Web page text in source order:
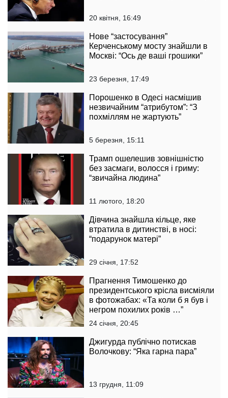
20 квітня, 16:49
Нове “застосування”
Керченському мосту знайшли в
Москві: “Ось де ваші грошики”
23 березня, 17:49
Порошенко в Одесі насмішив
незвичайним “атрибутом”: “З
похміллям не жартують”
5 березня, 15:11
Трамп ошелешив зовнішністю
без засмаги, волосся і гриму:
“звичайна людина”
11 лютого, 18:20
Дівчина знайшла кільце, яке
втратила в дитинстві, в носі:
“подарунок матері”
29 січня, 17:52
Прагнення Тимошенко до
президентського крісла висміяли
в фотожабах: «Та коли б я був і
негром похилих років …”
24 січня, 20:45
Джигурда публічно потискав
Волочкову: “Яка гарна пара”
13 грудня, 11:09